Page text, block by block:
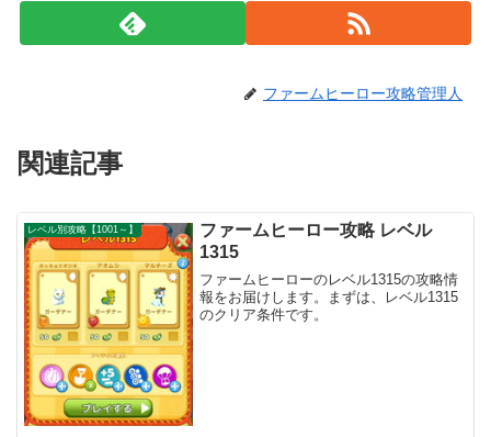
ファームヒーロー攻略管理人
関連記事
レベル別攻略【1001～】
ファームヒーロー攻略 レベル
1315
ファームヒーローのレベル1315の攻略情
報をお届けします。まずは、レベル1315
のクリア条件です。